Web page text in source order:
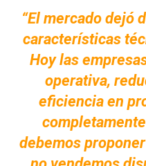
“El mercado dejó
características
Hoy las
operativa,
eficiencia en
debemos